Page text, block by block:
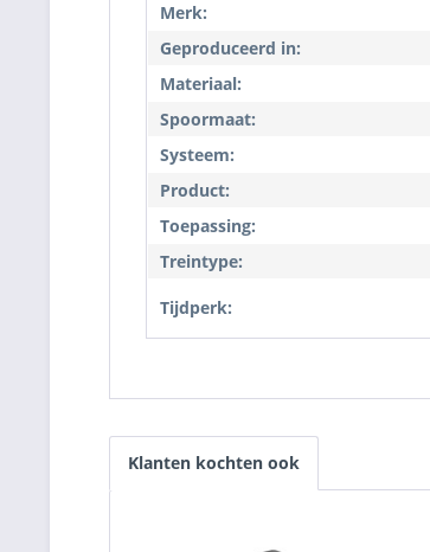
Merk:
Geproduceerd in:
Materiaal:
Spoormaat:
Systeem:
Product:
Toepassing:
Treintype:
Tijdperk:
Klanten kochten ook